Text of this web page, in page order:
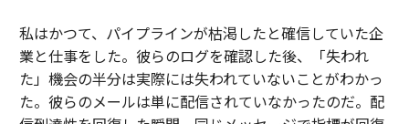
私はかつて、パイプラインが枯渇したと確信していた企
業と仕事をした。彼らのログを確認した後、「失われ
た」機会の半分は実際には失われていないことがわかっ
た。彼らのメールは単に配信されていなかったのだ。配